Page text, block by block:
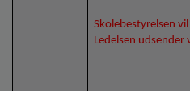
Skolebestyrelsen
Ledelsen udsender